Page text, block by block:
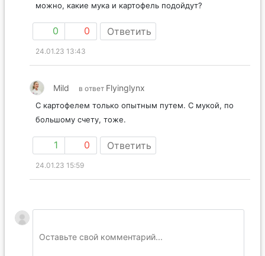
можно, какие мука и картофель подойдут?
0 0 Ответить
24.01.23 13:43
Mild в ответ Flyinglynx
С картофелем только опытным путем. С мукой, по
большому счету, тоже.
1 0 Ответить
24.01.23 15:59